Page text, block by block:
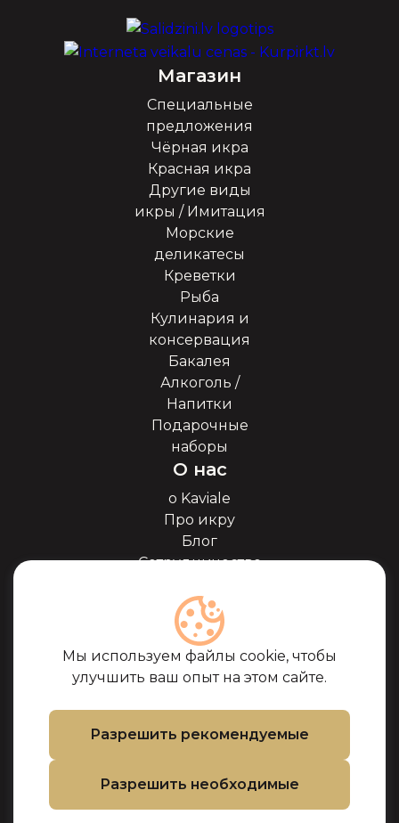
Мы используем файлы cookie, чтобы
улучшить ваш опыт на этом сайте.
Разрешить рекомендуемые
Разрешить необходимые
Магазин
Специальные
предложения
Чёрная икра
Красная икра
Другие виды
икры / Имитация
Морские
деликатесы
Креветки
Рыба
Кулинария и
консервация
Бакалея
Алкоголь /
Напитки
Подарочные
наборы
О нас
о Kaviale
Про икру
Блог
Сотрудничество
Сертификаты
Часто задоваемые
вопросы
Поддержка
Политика
файлов cookie
Политика